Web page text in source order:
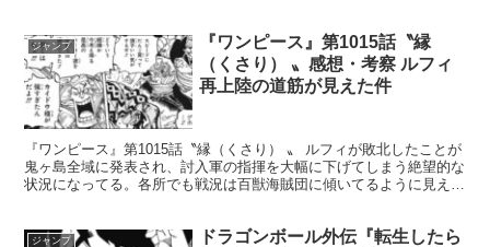
ジャンプ
『ワンピース』第1015話〝縁
（くさり） 〟感想・考察 ルフィ
再上陸の道筋が見えた件
『ワンピース』第1015話〝縁（くさり） 〟 ルフィが敗北したことが
鬼ヶ島全域に発表され、討入軍の指揮を大幅に下げてしまう絶望的な
状況になってる。各所でも戦況は百獣海賊団に傾いてるように見えま
ジャンプ
ドラゴンボール外伝『転生したら